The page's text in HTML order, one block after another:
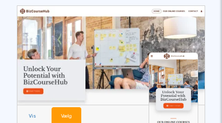
Vis Vælg